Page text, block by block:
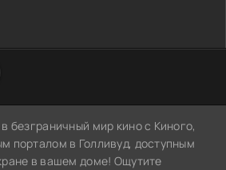
безграничный мир кино с Киного,
порталом в Голливуд, доступным
в вашем доме! Ощутите